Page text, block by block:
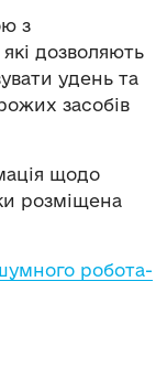
з
дозволяють
удень та
засобів
щодо
розміщена
робота-